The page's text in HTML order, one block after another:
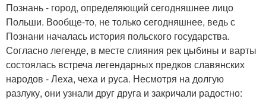
Познань - город, определяющий сегодняшнее лицо
Польши. Вообще-то, не только сегодняшнее, ведь с
Познани началась история польского государства.
Согласно легенде, в месте слияния рек цыбины и варты
состоялась встреча легендарных предков славянских
народов - Леха, чеха и руса. Несмотря на долгую
разлуку, они узнали друг друга и закричали радостно: